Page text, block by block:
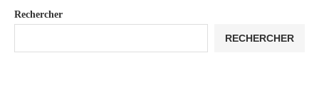
Rechercher
RECHERCHER